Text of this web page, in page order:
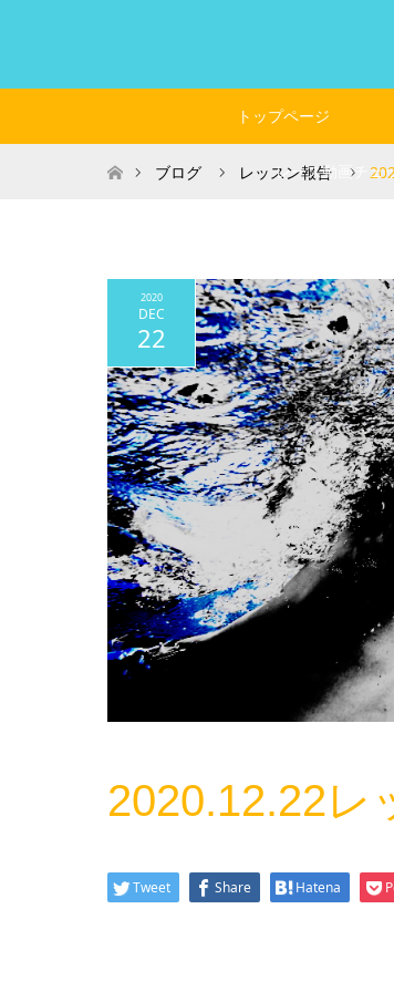
トップページ
レース動画チェ
ホームブログ レッスン報告
2020
DEC
22
2020.12.22レ
Tweet Share Hatena